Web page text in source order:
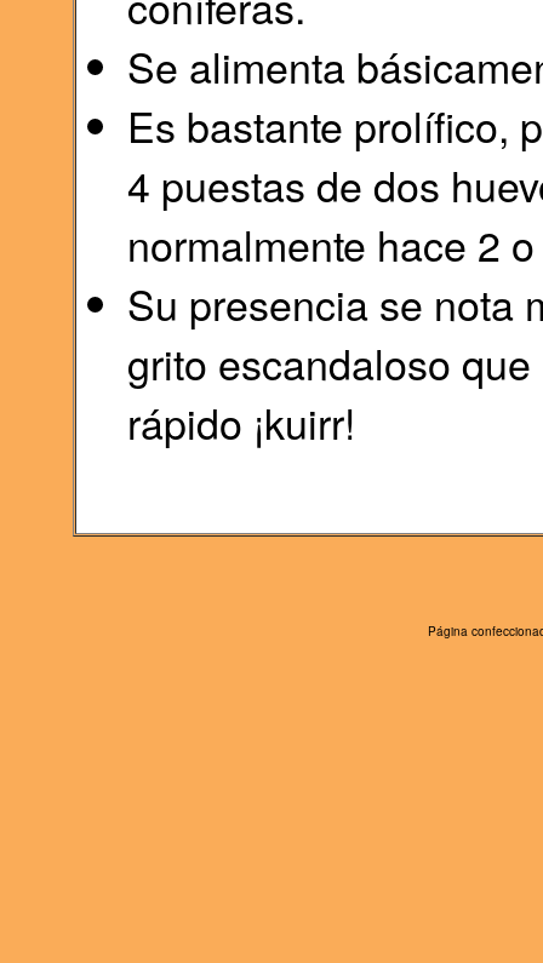
Se alimenta
Es bastante prolífico,
4 puestas de dos
normalmente hace 2
Su presencia se nota
grito escandaloso
rápido ¡kuirr!
Página